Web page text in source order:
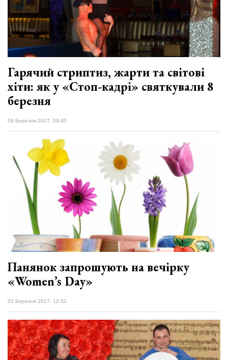
Гарячий стриптиз, жарти та світові
хіти: як у «Стоп-кадрі» святкували 8
березня
09 Березня 2017, 09:45
Панянок запрошують на вечірку
«Women’s Day»
01 Березня 2017, 12:32